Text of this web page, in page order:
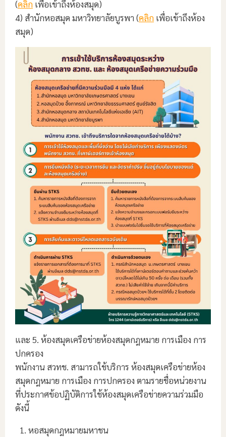
(คลิก เพื่อเข้าถึงห้องสมุด)
4) สำนักหอสมุด มหาวิทยาลัยบูรพา (คลิก เพื่อเข้าถึงห้อง
สมุด)
และ 5. ห้องสมุดเครือข่ายห้องสมุดกฎหมาย การเมือง การ
ปกครอง
พนักงาน สวทช. สามารถใช้บริการ ห้องสมุดเครือข่ายห้อง
สมุดกฎหมาย การเมือง การปกครอง ตามรายชื่อหน่วยงาน
ที่ประกาศข้อปฏิบัติการใช้ห้องสมุดเครือข่ายความร่วมมือ
ดังนี้
หอสมุดกฎหมายมหาชน